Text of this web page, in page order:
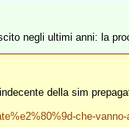
negli ultimi anni: la
della sim
che-